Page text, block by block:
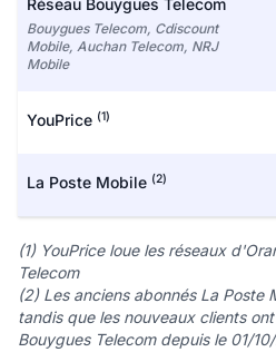
Réseau Bouygues Telecom
Bouygues Telecom, Cdiscount
Mobile, Auchan Telecom, NRJ
Mobile
YouPrice (1)
La Poste Mobile (2)
(1) YouPrice loue les réseaux
Telecom
(2) Les anciens abonnés La Poste
tandis que les nouveaux clients
Bouygues Telecom depuis le 01/